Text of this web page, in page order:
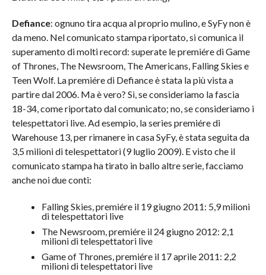
Defiance: ognuno tira acqua al proprio mulino, e SyFy non è
da meno. Nel comunicato stampa riportato, si comunica il
superamento di molti record: superate le premiére di Game
of Thrones, The Newsroom, The Americans, Falling Skies e
Teen Wolf. La premiére di Defiance è stata la più vista a
partire dal 2006. Ma è vero? Sì, se consideriamo la fascia
18-34, come riportato dal comunicato; no, se consideriamo i
telespettatori live. Ad esempio, la series premiére di
Warehouse 13, per rimanere in casa SyFy, è stata seguita da
3,5 milioni di telespettatori (9 luglio 2009). E visto che il
comunicato stampa ha tirato in ballo altre serie, facciamo
anche noi due conti:
Falling Skies, premiére il 19 giugno 2011: 5,9 milioni
di telespettatori live
The Newsroom, premiére il 24 giugno 2012: 2,1
milioni di telespettatori live
Game of Thrones, premiére il 17 aprile 2011: 2,2
milioni di telespettatori live